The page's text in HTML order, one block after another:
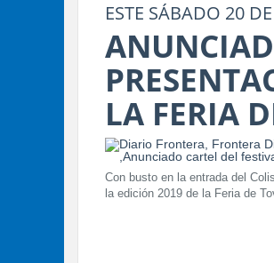
ESTE SÁBADO 20
LA FERIA
Con busto en la entrada del
la edición 2019 de la Feria de